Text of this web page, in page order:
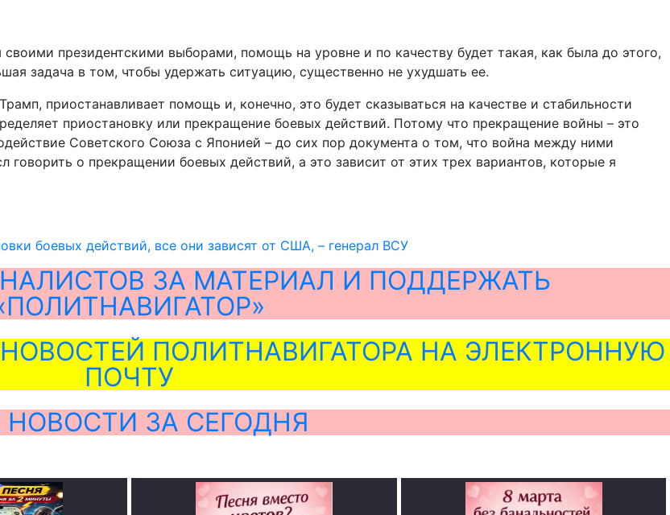
президентскими выборами, помощь на уровне и по качеству будет такая, как была до этого,
задача в том, чтобы удержать ситуацию, существенно не ухудшать ее.
приостанавливает помощь и, конечно, это будет сказываться на качестве и стабильности
приостановку или прекращение боевых действий. Потому что прекращение войны – это
Советского Союза с Японией – до сих пор документа о том, что война между ними
о прекращении боевых действий, а это зависит от этих трех вариантов, которые я
боевых действий, все они зависят от США, – генерал ВСУ
ЗА МАТЕРИАЛ И ПОДДЕРЖАТЬ
ПОЛИТНАВИГАТОРА НА ЭЛЕКТРОННУЮ
ПОЧТУ
НОВОСТИ ЗА СЕГОДНЯ